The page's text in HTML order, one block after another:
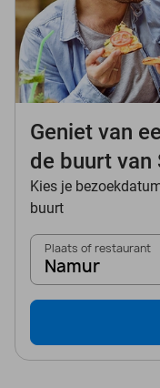
Geniet van
de buurt van
Kies je
buurt
Plaats of restaurant
Namur